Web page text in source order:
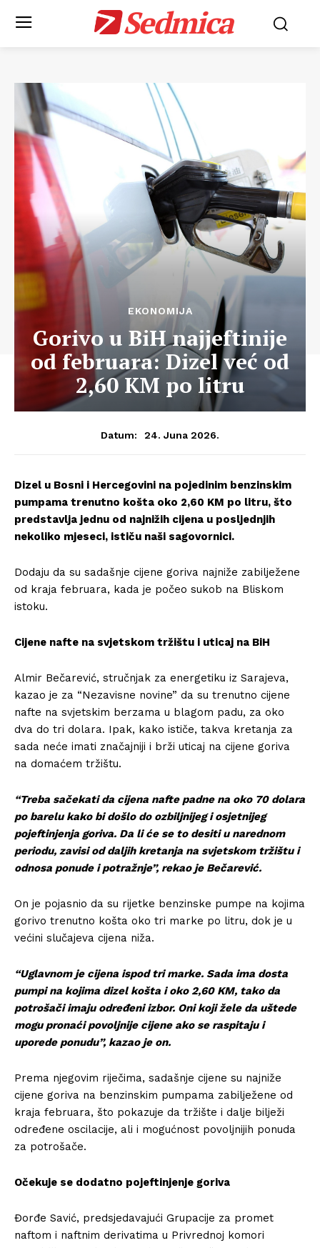
Sedmica
EKONOMIJA
Gorivo u BiH najjeftinije
od februara: Dizel već od
2,60 KM po litru
Datum: 24. Juna 2026.
Dizel u Bosni i Hercegovini na pojedinim benzinskim
pumpama trenutno košta oko 2,60 KM po litru, što
predstavlja jednu od najnižih cijena u posljednjih
nekoliko mjeseci, ističu naši sagovornici.
Dodaju da su sadašnje cijene goriva najniže zabilježene
od kraja februara, kada je počeo sukob na Bliskom
istoku.
Cijene nafte na svjetskom tržištu i uticaj na BiH
Almir Bečarević, stručnjak za energetiku iz Sarajeva,
kazao je za “Nezavisne novine” da su trenutno cijene
nafte na svjetskim berzama u blagom padu, za oko
dva do tri dolara. Ipak, kako ističe, takva kretanja za
sada neće imati značajniji i brži uticaj na cijene goriva
na domaćem tržištu.
“Treba sačekati da cijena nafte padne na oko 70 dolara
po barelu kako bi došlo do ozbiljnijeg i osjetnijeg
pojeftinjenja goriva. Da li će se to desiti u narednom
periodu, zavisi od daljih kretanja na svjetskom tržištu i
odnosa ponude i potražnje”, rekao je Bečarević.
On je pojasnio da su rijetke benzinske pumpe na kojima
gorivo trenutno košta oko tri marke po litru, dok je u
većini slučajeva cijena niža.
“Uglavnom je cijena ispod tri marke. Sada ima dosta
pumpi na kojima dizel košta i oko 2,60 KM, tako da
potrošači imaju određeni izbor. Oni koji žele da uštede
mogu pronaći povoljnije cijene ako se raspitaju i
uporede ponudu”, kazao je on.
Prema njegovim riječima, sadašnje cijene su najniže
cijene goriva na benzinskim pumpama zabilježene od
kraja februara, što pokazuje da tržište i dalje bilježi
određene oscilacije, ali i mogućnost povoljnijih ponuda
za potrošače.
Očekuje se dodatno pojeftinjenje goriva
Đorđe Savić, predsjedavajući Grupacije za promet
naftom i naftnim derivatima u Privrednoj komori